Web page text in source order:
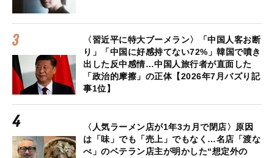
〈習近平に特大ブーメラン〉「中国人客お断
り」「中国に好感持てない72%」韓国で噴き
出した反中感情…中国人旅行者が直面した
「政治的摩擦」の正体【2026年7月バズり記
事1位】
〈人気ラーメン店が1年3カ月で閉店〉原因
は「味」でも「売上」でもなく…名店「渡な
べ」のベテラン店主が明かした“想定外の